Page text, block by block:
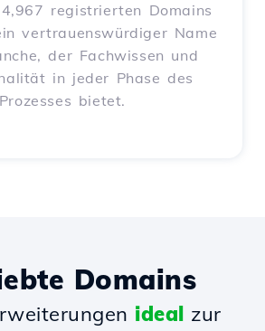
registrierten Domains
vertrauenswürdiger Name
der Fachwissen und
in jeder Phase des
Prozesses bietet.
Domains
ideal zur